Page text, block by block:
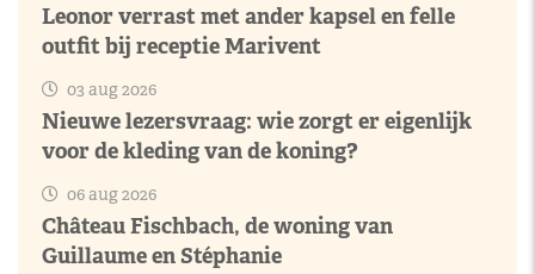
Leonor verrast met ander kapsel en felle
outfit bij receptie Marivent
03 aug 2026
Nieuwe lezersvraag: wie zorgt er eigenlijk
voor de kleding van de koning?
06 aug 2026
Château Fischbach, de woning van
Guillaume en Stéphanie